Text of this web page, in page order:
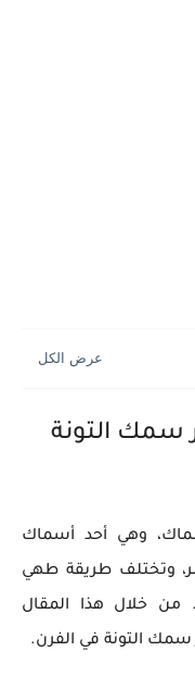
سمك التونة
وهي أحد أسماك
وتختلف طريقة طهي
خلال هذا المقال
التونة في الفرن.